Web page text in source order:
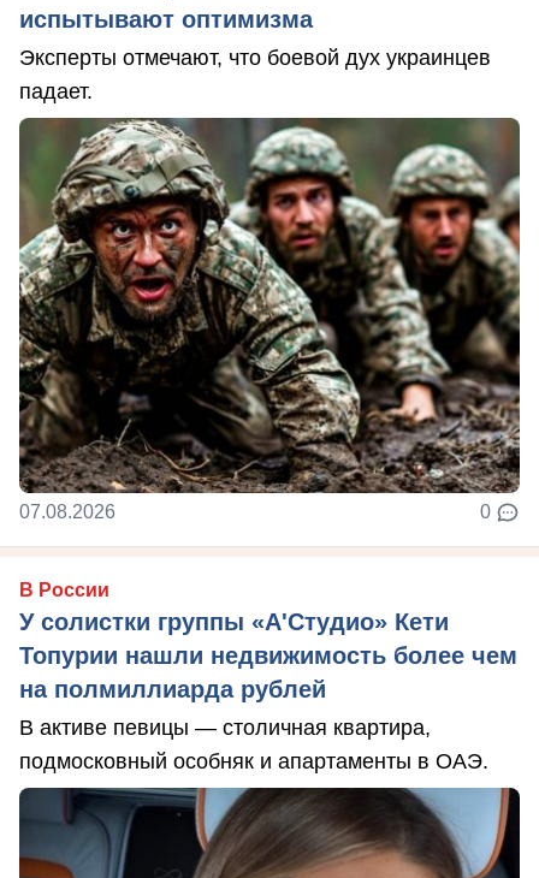
испытывают оптимизма
Эксперты отмечают, что боевой дух украинцев
падает.
07.08.2026 0
В России
У солистки группы «А'Студио» Кети
Топурии нашли недвижимость более чем
на полмиллиарда рублей
В активе певицы — столичная квартира,
подмосковный особняк и апартаменты в ОАЭ.